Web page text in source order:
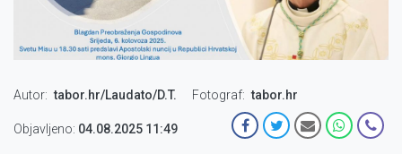
Autor tabor.hr/Laudato/D.T. Fotograf tabor.hr
Objavljeno: 04.08.2025 11:49